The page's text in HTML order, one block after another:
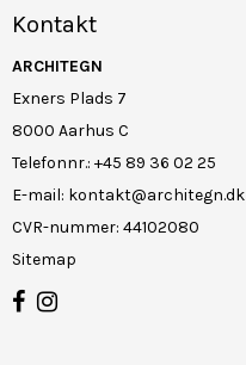
Kontakt
ARCHITEGN
Exners Plads 7
8000 Aarhus C
Telefonnr.: +45 89 36 02 25
E-mail: kontakt@architegn.dk
CVR-nummer: 44102080
Sitemap